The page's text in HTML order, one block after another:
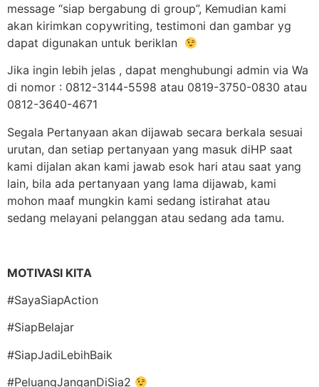
message “siap bergabung di group”, Kemudian kami
akan kirimkan copywriting, testimoni dan gambar yg
dapat digunakan untuk beriklan
Jika ingin lebih jelas , dapat menghubungi admin via Wa
di nomor : 0812-3144-5598 atau 0819-3750-0830 atau
0812-3640-4671
Segala Pertanyaan akan dijawab secara berkala sesuai
urutan, dan setiap pertanyaan yang masuk diHP saat
kami dijalan akan kami jawab esok hari atau saat yang
lain, bila ada pertanyaan yang lama dijawab, kami
mohon maaf mungkin kami sedang istirahat atau
sedang melayani pelanggan atau sedang ada tamu.
MOTIVASI KITA
#SayaSiapAction
#SiapBelajar
#SiapJadiLebihBaik
#PeluangJanganDiSia2